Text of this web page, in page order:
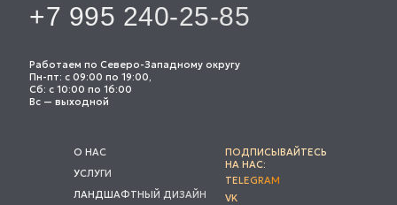
ПОДПИСЫВАЙТЕСЬ
НА НАС:
VK
TELEGRAM
ЛАНДШАФТНЫЙ ДИЗАЙН
УСЛУГИ
О НАС
Работаем по Северо-Западному округу
Пн-пт: с 09:00 по 19:00,
Сб: с 10:00 по 16:00
Вс — выходной
+7 995 240-25-85